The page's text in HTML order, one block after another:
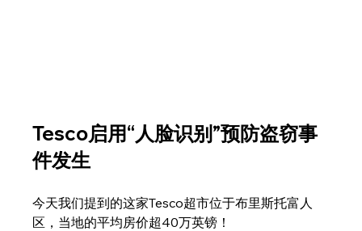
Tesco启用“人脸识别”预防盗窃事
件发生
今天我们提到的这家Tesco超市位于布里斯托富人
区，当地的平均房价超40万英镑！